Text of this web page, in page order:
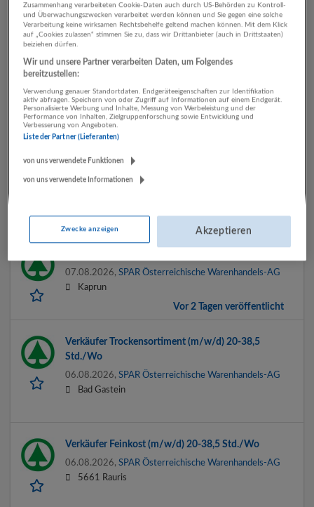
5661 Rauris
Vor 2 Tagen veröffentlicht
Rezeption (m/w/d) im MYGYM PRIME Mondsee |
Teilzeit
07.08.2026, MYGYM PRIME
Mondsee
Verkäufer Feinkost (m/w/d) 20-38,5 Std./Wo
07.08.2026,SPAR Österreichische Warenhandels-AG
07.08.2026, SPAR Österreichische Warenhandels-AG
Kaprun
Vor 2 Tagen veröffentlicht
Verkäufer Trockensortiment (m/w/d) 20-38,5
Std./Wo
06.08.2026, SPAR Österreichische Warenhandels-AG
Bad Gastein
Verkäufer Feinkost (m/w/d) 20-38,5 Std./Wo
06.08.2026, SPAR Österreichische Warenhandels-AG
5661 Rauris
Zusammenhang verarbeiteten Cookie-Daten auch durch US-Behörden zu Kontroll-
und Überwachungszwecken verarbeitet werden können und Sie gegen eine solche
Verarbeitung keine wirksamen Rechtsbehelfe geltend machen können. Mit dem Klick
auf „Cookies zulassen“ stimmen Sie zu, dass wir Drittanbieter (auch in Drittstaaten)
beiziehen dürfen.
Wir und unsere Partner verarbeiten Daten, um Folgendes
bereitzustellen:
Verwendung genauer Standortdaten. Endgeräteeigenschaften zur Identifikation
aktiv abfragen. Speichern von oder Zugriff auf Informationen auf einem Endgerät.
Personalisierte Werbung und Inhalte, Messung von Werbeleistung und der
Performance von Inhalten, Zielgruppenforschung sowie Entwicklung und
Verbesserung von Angeboten.
Liste der Partner (Lieferanten)
von uns verwendete Funktionen
von uns verwendete Informationen
Zwecke anzeigen Akzeptieren